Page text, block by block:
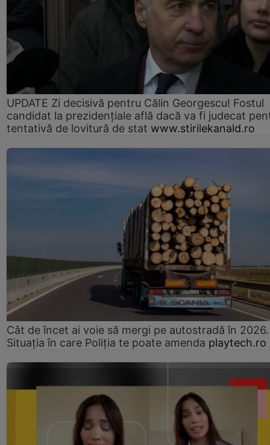
UPDATE Zi decisivă pentru Călin Georgescu! Fostul
candidat la prezidențiale află dacă va fi judecat
tentativă de lovitură de stat www.stirilekanald.ro
Cât de încet ai voie să mergi pe autostradă în 2026.
Situația în care Poliția te poate amenda playtech.ro